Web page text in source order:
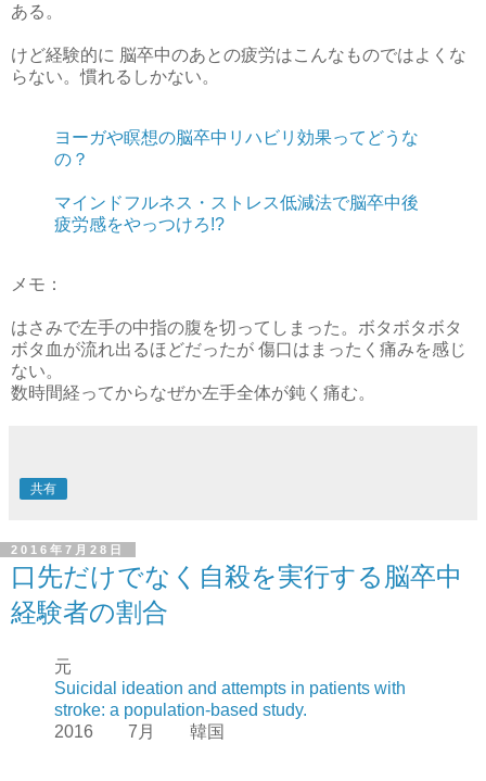
ある。
けど経験的に 脳卒中のあとの疲労はこんなものではよくな
らない。慣れるしかない。
ヨーガや瞑想の脳卒中リハビリ効果ってどうな
の？
マインドフルネス・ストレス低減法で脳卒中後
疲労感をやっつけろ!?
メモ：
はさみで左手の中指の腹を切ってしまった。ボタボタボタ
ボタ血が流れ出るほどだったが 傷口はまったく痛みを感じ
ない。
数時間経ってからなぜか左手全体が鈍く痛む。
共有
2016年7月28日
口先だけでなく自殺を実行する脳卒中
経験者の割合
元
Suicidal ideation and attempts in patients with
stroke: a population-based study.
2016 7月 韓国